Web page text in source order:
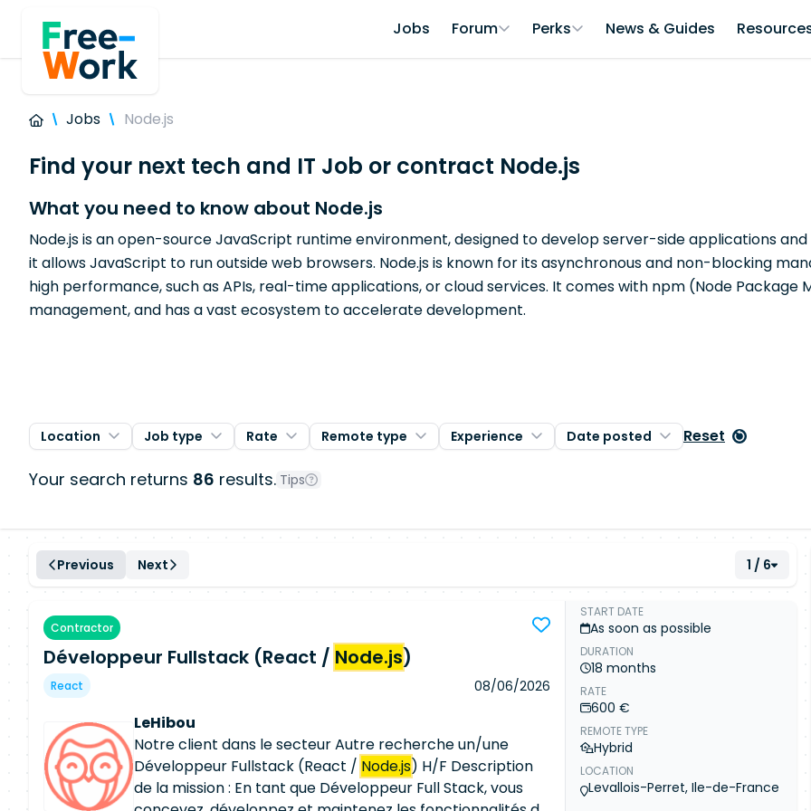
Jobs Forum Perks News & Guides
Jobs Node.js
Find your next tech and IT Job or contract Node.js
What you need to know about Node.js
Node.js is an open-source JavaScript runtime environment, designed to develop server-side applications
it allows JavaScript to run outside web browsers. Node.js is known for its asynchronous and non-blocking
high performance, such as APIs, real-time applications, or cloud services. It comes with npm (Node
management, and has a vast ecosystem to accelerate development.
Location Job type Rate Remote type Experience Date posted Reset
Your search returns 86 results. Tips
Previous Next 1 / 6
Contractor
Développeur Fullstack (React / Node.js)
React 08/06/2026
LeHibou
Notre client dans le secteur Autre recherche un/une
Développeur Fullstack (React / Node.js) H/F Description
de la mission : En tant que Développeur Full Stack, vous
START DATE
As soon as possible
DURATION
18 months
RATE
600 €
REMOTE TYPE
Hybrid
LOCATION
Levallois-Perret, Ile-de-France